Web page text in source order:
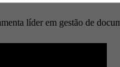
líder em gestão de